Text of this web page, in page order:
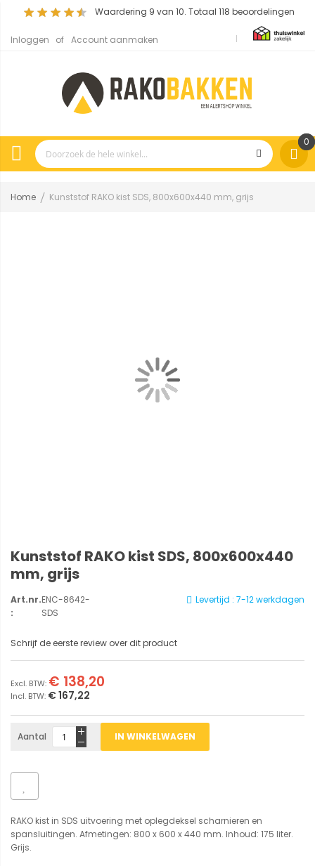
Waardering 9 van 10. Totaal 118 beoordelingen
Inloggen Account aanmaken
0
Home Kunststof RAKO kist SDS, 800x600x440 mm, grijs
Kunststof RAKO kist SDS, 800x600x440
mm, grijs
Levertijd : 7-12 werkdagen
Art.nr.
:
ENC-8642-
SDS
Schrijf de eerste review over dit product
€ 167,22
€ 138,20
Aantal IN WINKELWAGEN
RAKO kist in SDS uitvoering met oplegdeksel scharnieren en
spansluitingen. Afmetingen: 800 x 600 x 440 mm. Inhoud: 175 liter.
Grijs.